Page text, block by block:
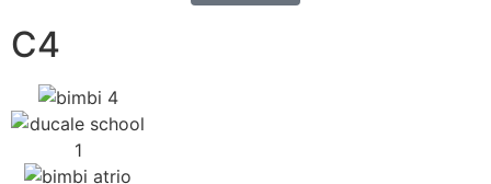
C4